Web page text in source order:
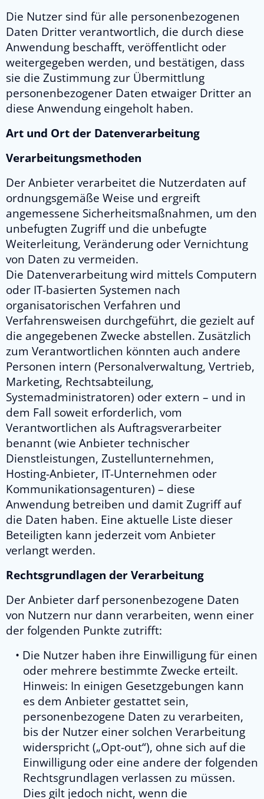
Die Nutzer sind für alle personenbezogenen
Daten Dritter verantwortlich, die durch diese
Anwendung beschafft, veröffentlicht oder
weitergegeben werden, und bestätigen, dass
sie die Zustimmung zur Übermittlung
personenbezogener Daten etwaiger Dritter an
diese Anwendung eingeholt haben.
Art und Ort der Datenverarbeitung
Verarbeitungsmethoden
Der Anbieter verarbeitet die Nutzerdaten auf
ordnungsgemäße Weise und ergreift
angemessene Sicherheitsmaßnahmen, um den
unbefugten Zugriff und die unbefugte
Weiterleitung, Veränderung oder Vernichtung
von Daten zu vermeiden.
Die Datenverarbeitung wird mittels Computern
oder IT-basierten Systemen nach
organisatorischen Verfahren und
Verfahrensweisen durchgeführt, die gezielt auf
die angegebenen Zwecke abstellen. Zusätzlich
zum Verantwortlichen könnten auch andere
Personen intern (Personalverwaltung, Vertrieb,
Marketing, Rechtsabteilung,
Systemadministratoren) oder extern – und in
dem Fall soweit erforderlich, vom
Verantwortlichen als Auftragsverarbeiter
benannt (wie Anbieter technischer
Dienstleistungen, Zustellunternehmen,
Hosting-Anbieter, IT-Unternehmen oder
Kommunikationsagenturen) – diese
Anwendung betreiben und damit Zugriff auf
die Daten haben. Eine aktuelle Liste dieser
Beteiligten kann jederzeit vom Anbieter
verlangt werden.
Rechtsgrundlagen der Verarbeitung
Der Anbieter darf personenbezogene Daten
von Nutzern nur dann verarbeiten, wenn einer
der folgenden Punkte zutrifft:
Die Nutzer haben ihre Einwilligung für einen
oder mehrere bestimmte Zwecke erteilt.
Hinweis: In einigen Gesetzgebungen kann
es dem Anbieter gestattet sein,
personenbezogene Daten zu verarbeiten,
bis der Nutzer einer solchen Verarbeitung
widerspricht („Opt-out“), ohne sich auf die
Einwilligung oder eine andere der folgenden
Rechtsgrundlagen verlassen zu müssen.
Dies gilt jedoch nicht, wenn die